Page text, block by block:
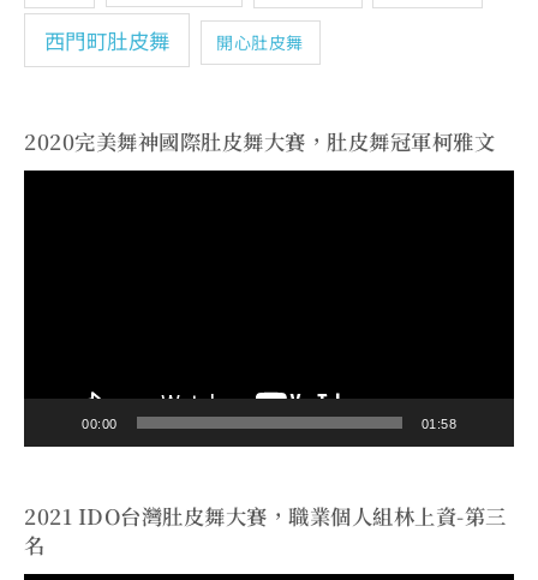
西門町肚皮舞 開心肚皮舞
2020完美舞神國際肚皮舞大賽，肚皮舞冠軍柯雅文
00:00 01:58
2021 IDO台灣肚皮舞大賽，職業個人組林上資-第三
名